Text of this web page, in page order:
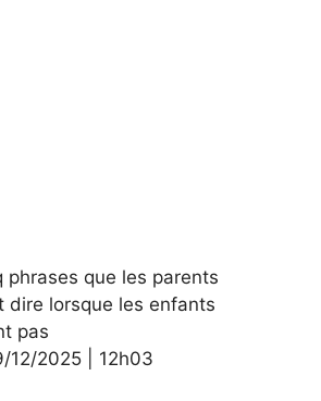
phrases que les parents
dire lorsque les enfants
pas
12/2025 12h03